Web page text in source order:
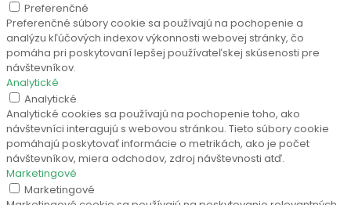
Preferenčné
Preferenčné súbory cookie sa používajú na pochopenie a
analýzu kľúčových indexov výkonnosti webovej stránky, čo
pomáha pri poskytovaní lepšej používateľskej skúsenosti pre
návštevníkov.
Analytické
Analytické
Analytické cookies sa používajú na pochopenie toho, ako
návštevníci interagujú s webovou stránkou. Tieto súbory cookie
pomáhajú poskytovať informácie o metrikách, ako je počet
návštevníkov, miera odchodov, zdroj návštevnosti atď.
Marketingové
Marketingové